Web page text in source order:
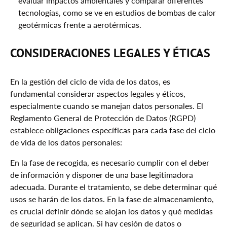
tecnologías, como se ve en estudios de bombas de calor
geotérmicas frente a aerotérmicas.
CONSIDERACIONES LEGALES Y ÉTICAS
En la gestión del ciclo de vida de los datos, es
fundamental considerar aspectos legales y éticos,
especialmente cuando se manejan datos personales. El
Reglamento General de Protección de Datos (RGPD)
establece obligaciones específicas para cada fase del ciclo
de vida de los datos personales:
En la fase de recogida, es necesario cumplir con el deber
de información y disponer de una base legitimadora
adecuada. Durante el tratamiento, se debe determinar qué
usos se harán de los datos. En la fase de almacenamiento,
es crucial definir dónde se alojan los datos y qué medidas
de seguridad se aplican. Si hay cesión de datos o